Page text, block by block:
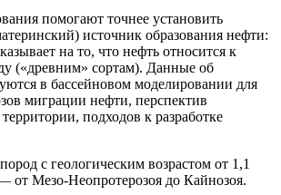
помогают точнее установить
источник образования нефти:
на то, что нефть относится к
(«древним» сортам). Данные об
в бассейновом моделировании для
миграции нефти, перспектив
подходов к разработке
с геологическим возрастом от 1,1
от Мезо-Неопротерозоя до Кайнозоя.